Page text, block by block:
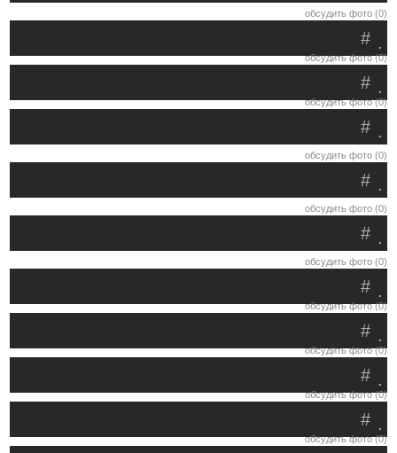
обсудить фото (0)
.
#
обсудить фото (0)
.
#
обсудить фото (0)
.
#
обсудить фото (0)
.
#
обсудить фото (0)
.
#
обсудить фото (0)
.
#
обсудить фото (0)
.
#
обсудить фото (0)
.
#
обсудить фото (0)
.
#
обсудить фото (0)